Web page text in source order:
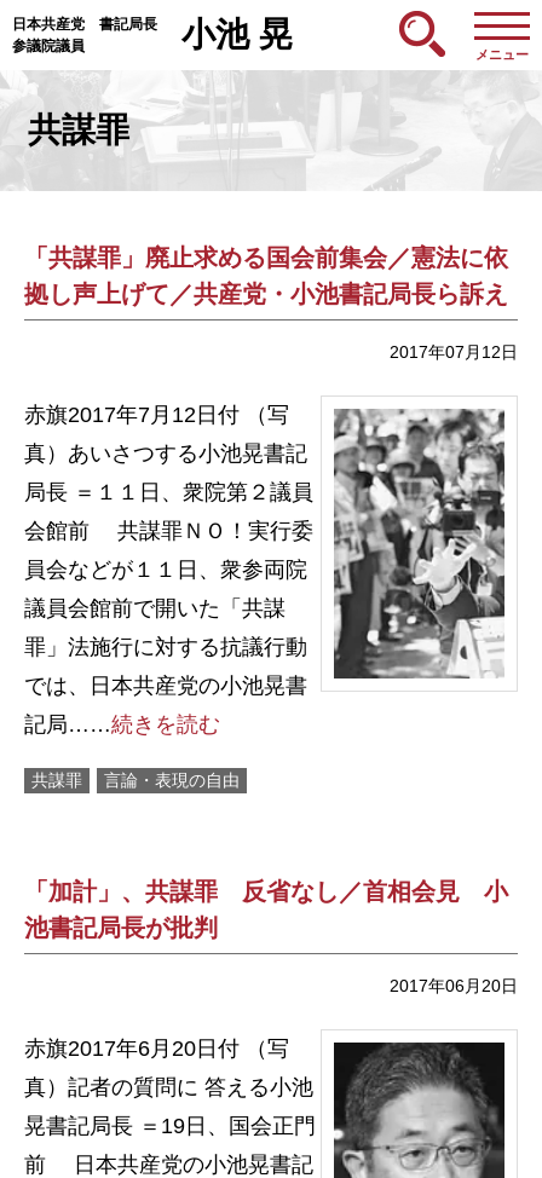
日本共産党 書記局長
参議院議員
小池 晃
メニュー
共謀罪
「共謀罪」廃止求める国会前集会／憲法に依
拠し声上げて／共産党・小池書記局長ら訴え
2017年07月12日
赤旗2017年7月12日付 （写
真）あいさつする小池晃書記
局長 ＝１１日、衆院第２議員
会館前 共謀罪ＮＯ！実行委
員会などが１１日、衆参両院
議員会館前で開いた「共謀
罪」法施行に対する抗議行動
では、日本共産党の小池晃書
記局……続きを読む
共謀罪 言論・表現の自由
「加計」、共謀罪 反省なし／首相会見 小
池書記局長が批判
2017年06月20日
赤旗2017年6月20日付 （写
真）記者の質問に 答える小池
晃書記局長 ＝19日、国会正門
前 日本共産党の小池晃書記